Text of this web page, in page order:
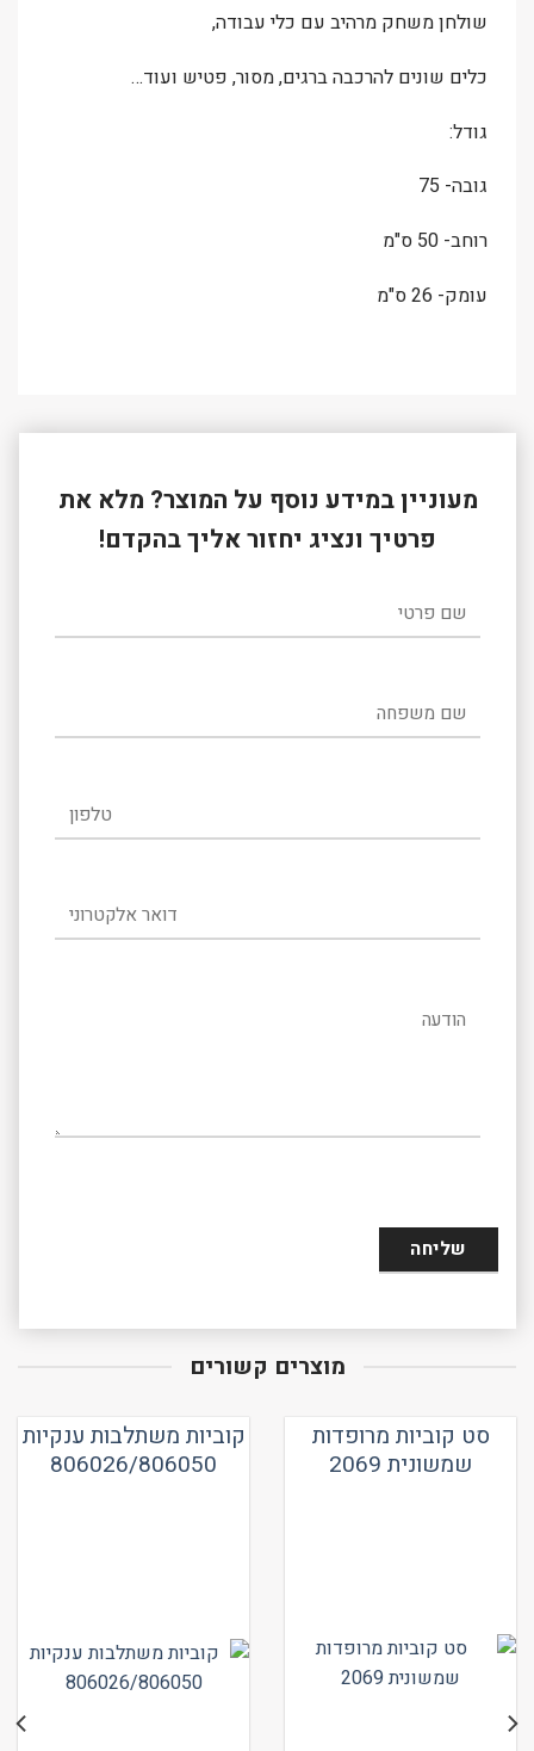
שולחן משחק מרהיב עם כלי עבודה,
כלים שונים להרכבה ברגים, מסור, פטיש ועוד…
גודל:
גובה- 75
רוחב- 50 ס"מ
עומק- 26 ס"מ
מעוניין במידע נוסף על המוצר? מלא את
פרטיך ונציג יחזור אליך בהקדם!
שם פרטי
שם משפחה
מוצרים קשורים
סט קוביות מרופדות
שמשונית 2069
קוביות משתלבות ענקיות
806026/806050